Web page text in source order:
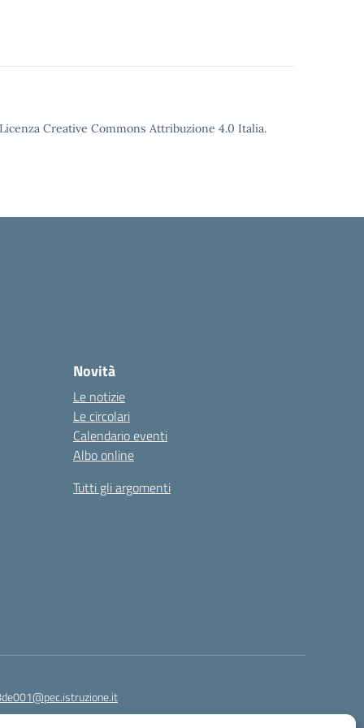
Creative Commons Attribuzione 4.0 Italia.
Novità
Le notizie
Le circolari
Calendario eventi
Albo online
Tutti gli argomenti